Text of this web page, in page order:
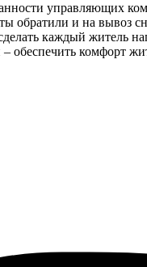
управляющих
обратили и на
каждый житель
комфорт